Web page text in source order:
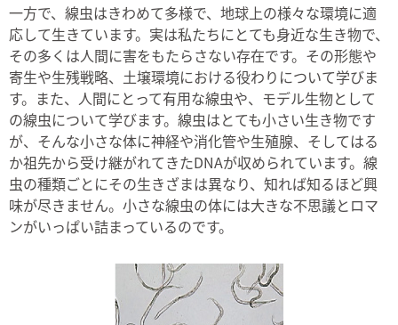
一方で、線虫はきわめて多様で、地球上の様々な環境に適
応して生きています。実は私たちにとても身近な生き物で、
その多くは人間に害をもたらさない存在です。その形態や
寄生や生残戦略、土壌環境における役わりについて学びま
す。また、人間にとって有用な線虫や、モデル生物として
の線虫について学びます。線虫はとても小さい生き物です
が、そんな小さな体に神経や消化管や生殖腺、そしてはる
か祖先から受け継がれてきたDNAが収められています。線
虫の種類ごとにその生きざまは異なり、知れば知るほど興
味が尽きません。小さな線虫の体には大きな不思議とロマ
ンがいっぱい詰まっているのです。